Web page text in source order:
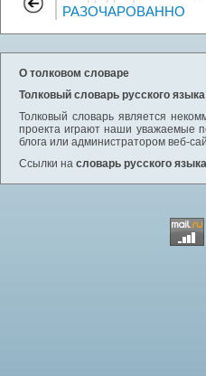
РАЗОЧАРОВАННО
О толковом словаре
Толковый словарь русского языка
Толковый словарь является
проекта играют наши уважаемые
блога или администратором веб-
Ссылки на словарь русского языка